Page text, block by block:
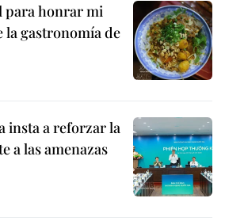
para honrar mi
la gastronomía de
insta a reforzar la
a las amenazas